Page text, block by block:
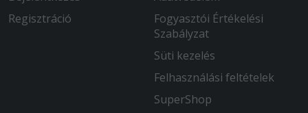
Regisztráció
Fogyasztói Értékelési
Szabályzat
Süti kezelés
Felhasználási feltételek
SuperShop